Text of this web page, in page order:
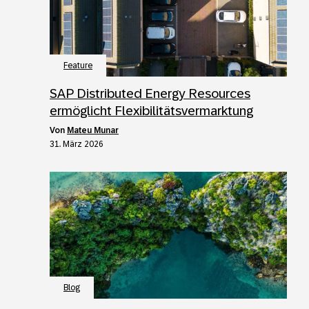
Feature
SAP Distributed Energy Resources
ermöglicht Flexibilitätsvermarktung
von Mateu Munar
31. März 2026
Blog